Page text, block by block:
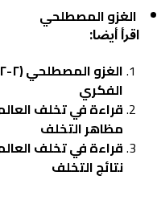
الغزو المصطلحي
اقرأ أيضا:
الفكري
مظاهر التخلف
نتائج التخلف